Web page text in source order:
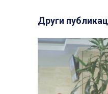
Други